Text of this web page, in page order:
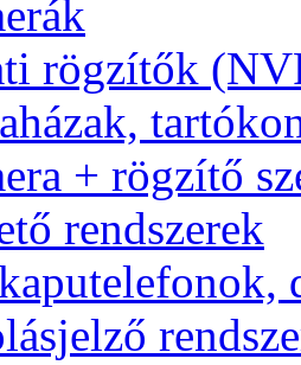
rögzítők
+ rögzítő
rendszerek